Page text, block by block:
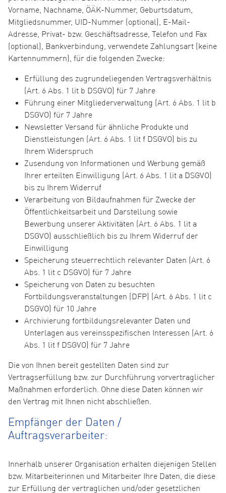
Vorname, Nachname, ÖÄK-Nummer, Geburtsdatum,
Mitgliedsnummer, UID-Nummer (optional), E-Mail-
Adresse, Privat- bzw. Geschäftsadresse, Telefon und Fax
(optional), Bankverbindung, verwendete Zahlungsart (keine
Kartennummern), für die folgenden Zwecke:
Erfüllung des zugrundeliegenden Vertragsverhältnis
(Art. 6 Abs. 1 lit b DSGVO) für 7 Jahre
Führung einer Mitgliederverwaltung (Art. 6 Abs. 1 lit b
DSGVO) für 7 Jahre
Newsletter Versand für ähnliche Produkte und
Dienstleistungen (Art. 6 Abs. 1 lit f DSGVO) bis zu
Ihrem Widerspruch
Zusendung von Informationen und Werbung gemäß
Ihrer erteilten Einwilligung (Art. 6 Abs. 1 lit a DSGVO)
bis zu Ihrem Widerruf
Verarbeitung von Bildaufnahmen für Zwecke der
Öffentlichkeitsarbeit und Darstellung sowie
Bewerbung unserer Aktivitäten (Art. 6 Abs. 1 lit a
DSGVO) ausschließlich bis zu Ihrem Widerruf der
Einwilligung
Speicherung steuerrechtlich relevanter Daten (Art. 6
Abs. 1 lit c DSGVO) für 7 Jahre
Speicherung von Daten zu besuchten
Fortbildungsveranstaltungen (DFP) (Art. 6 Abs. 1 lit c
DSGVO) für 10 Jahre
Archivierung fortbildungsrelevanter Daten und
Unterlagen aus vereinsspezifischen Interessen (Art. 6
Abs. 1 lit f DSGVO) für 7 Jahre
Die von Ihnen bereit gestellten Daten sind zur
Vertragserfüllung bzw. zur Durchführung vorvertraglicher
Maßnahmen erforderlich. Ohne diese Daten können wir
den Vertrag mit Ihnen nicht abschließen.
Empfänger der Daten /
Auftragsverarbeiter:
Innerhalb unserer Organisation erhalten diejenigen Stellen
bzw. Mitarbeiterinnen und Mitarbeiter Ihre Daten, die diese
zur Erfüllung der vertraglichen und/oder gesetzlichen